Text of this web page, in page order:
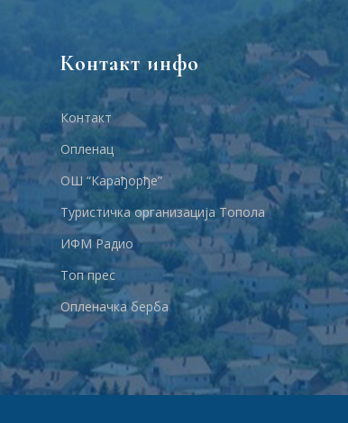
Контакт инфо
Контакт
Опленац
ОШ “Карађорђе”
Туристичка организација Топола
ИФМ Радио
Топ прес
Опленачка берба